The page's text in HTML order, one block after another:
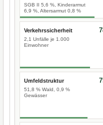
SGB II 5,6 %, Kinderarmut
6,9 %, Altersarmut 0,8 %
Verkehrssicherheit
2,1 Unfälle je 1.000
Einwohner
Umfeldstruktur
51,8 % Wald, 0,9 %
Gewässer